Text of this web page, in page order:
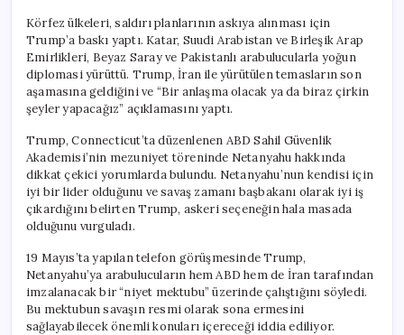
Körfez ülkeleri, saldırı planlarının askıya alınması için
Trump’a baskı yaptı. Katar, Suudi Arabistan ve Birleşik Arap
Emirlikleri, Beyaz Saray ve Pakistanlı arabulucularla yoğun
diplomasi yürüttü. Trump, İran ile yürütülen temasların son
aşamasına geldiğini ve “Bir anlaşma olacak ya da biraz çirkin
şeyler yapacağız” açıklamasını yaptı.
Trump, Connecticut’ta düzenlenen ABD Sahil Güvenlik
Akademisi’nin mezuniyet töreninde Netanyahu hakkında
dikkat çekici yorumlarda bulundu. Netanyahu’nun kendisi için
iyi bir lider olduğunu ve savaş zamanı başbakanı olarak iyi iş
çıkardığını belirten Trump, askeri seçeneğin hala masada
olduğunu vurguladı.
19 Mayıs’ta yapılan telefon görüşmesinde Trump,
Netanyahu’ya arabulucuların hem ABD hem de İran tarafından
imzalanacak bir “niyet mektubu” üzerinde çalıştığını söyledi.
Bu mektubun savaşın resmi olarak sona ermesini
sağlayabilecek önemli konuları içereceği iddia ediliyor.